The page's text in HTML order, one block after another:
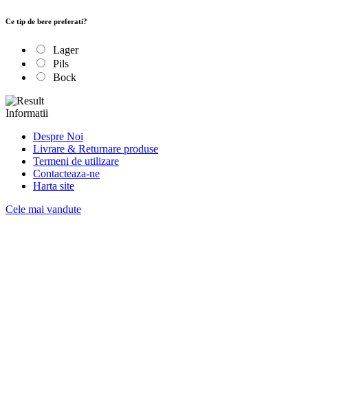
Ce tip de bere preferati?
Lager
Pils
Bock
Informatii
Despre Noi
Livrare & Returnare produse
Termeni de utilizare
Contacteaza-ne
Harta site
Cele mai vandute